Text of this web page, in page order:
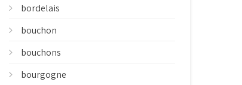
bordelais
bouchon
bouchons
bourgogne